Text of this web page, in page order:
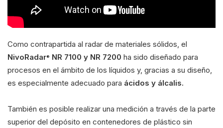
Como contrapartida al radar de materiales sólidos, el
NivoRadar® NR 7100 y NR 7200 ha sido diseñado para
procesos en el ámbito de los líquidos y, gracias a su diseño,
es especialmente adecuado para ácidos y álcalis.
También es posible realizar una medición a través de la parte
superior del depósito en contenedores de plástico sin